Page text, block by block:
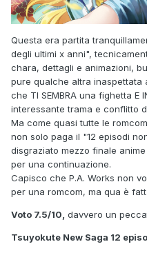
Questa era partita
degli ultimi x anni",
chara, dettagli e animazioni,
pure qualche altra inaspettata
che TI SEMBRA una fighetta E
interessante trama e conflitto
Ma come quasi tutte le
non solo paga il "12 episodi
disgraziato mezzo finale
per una continuazione.
Capisco che P.A. Works non
per una romcom, ma qua è
Voto 7.5/10, davvero un
Tsuyokute New Saga 12